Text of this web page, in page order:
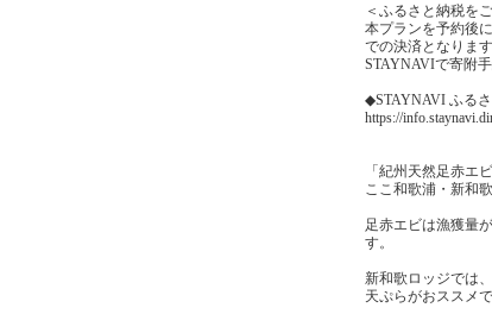
＜ふるさと納税を
本プランを予約後
での決済となります
STAYNAVIで寄附
◆STAYNAVI ふる
https://
「紀州天然足赤エ
ここ和歌浦・新和
足赤エビは漁獲量
す。
新和歌ロッジでは
天ぷらがおススメで